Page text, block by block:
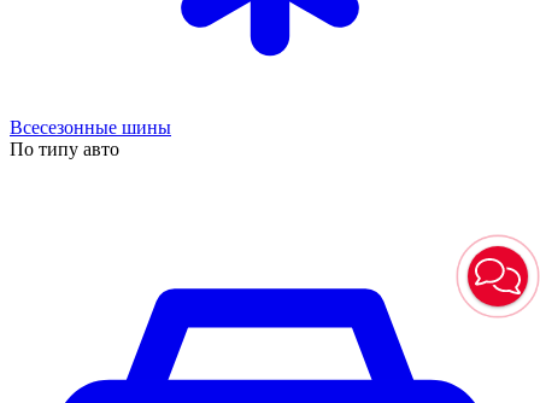
Всесезонные шины
По типу авто